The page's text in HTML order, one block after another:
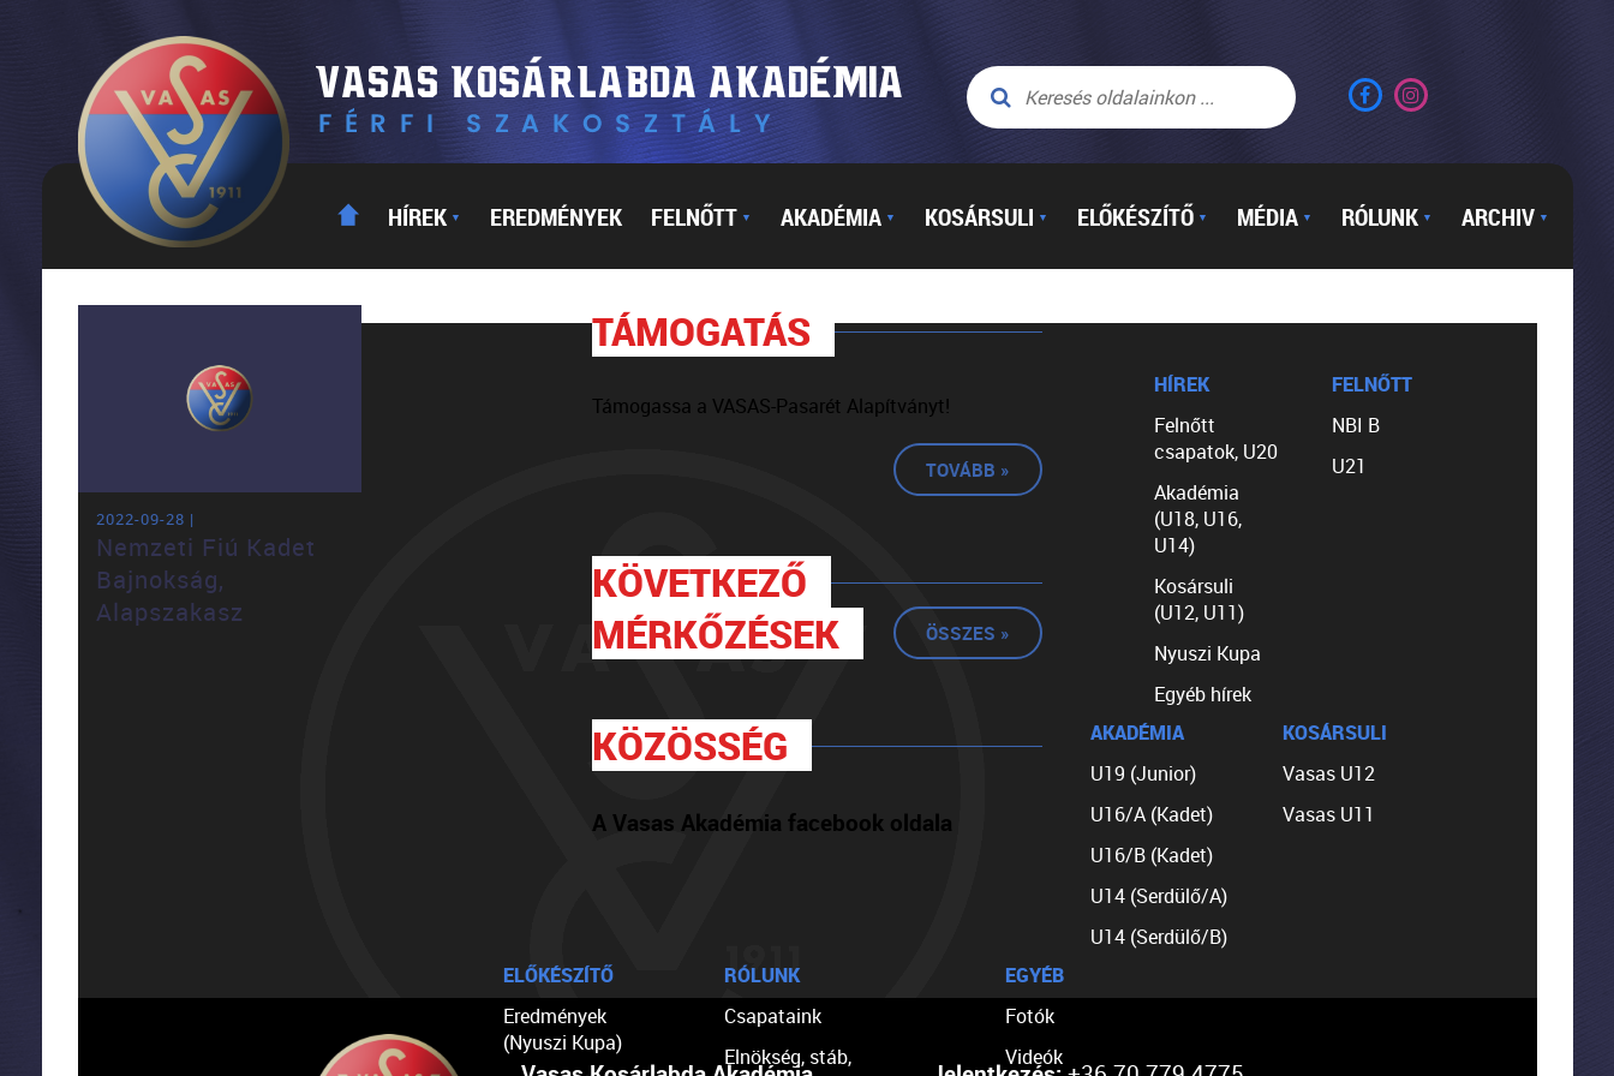
HÍREK ▼ EREDMÉNYEK FELNŐTT ▼ AKADÉMIA ▼ KOSÁRSULI ▼ ELŐKÉSZÍTŐ ▼ MÉDIA ▼ RÓLUNK ▼ ARCHIV ▼
2022-09-28 |
Nemzeti Fiú Kadet
Bajnokság,
Alapszakasz
TÁMOGATÁS
Támogassa a VASAS-Pasarét Alapítványt!
TOVÁBB »
KÖVETKEZŐ
MÉRKŐZÉSEK
ÖSSZES »
KÖZÖSSÉG
A Vasas Akadémia facebook oldala
HÍREK
Felnőtt
csapatok, U20
Akadémia
(U18, U16,
U14)
Kosársuli
(U12, U11)
Nyuszi Kupa
Egyéb hírek
FELNŐTT
NBI B
U21
AKADÉMIA
U19 (Junior)
U16/A (Kadet)
U16/B (Kadet)
U14 (Serdülő/A)
U14 (Serdülő/B)
KOSÁRSULI
Vasas U12
Vasas U11
ELŐKÉSZÍTŐ
Eredmények
(Nyuszi Kupa)
RÓLUNK
Csapataink
Elnökség, stáb,
EGYÉB
Fotók
Videók